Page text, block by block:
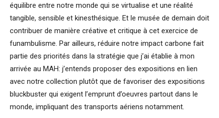
équilibre entre notre monde qui se virtualise et une réalité
tangible, sensible et kinesthésique. Et le musée de demain doit
contribuer de manière créative et critique à cet exercice de
funambulisme. Par ailleurs, réduire notre impact carbone fait
partie des priorités dans la stratégie que j’ai établie à mon
arrivée au MAH: j’entends proposer des expositions en lien
avec notre collection plutôt que de favoriser des expositions
bluckbuster qui exigent l’emprunt d’oeuvres partout dans le
monde, impliquant des transports aériens notamment.